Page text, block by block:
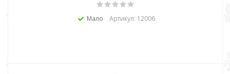
Мало Артикул: 12006